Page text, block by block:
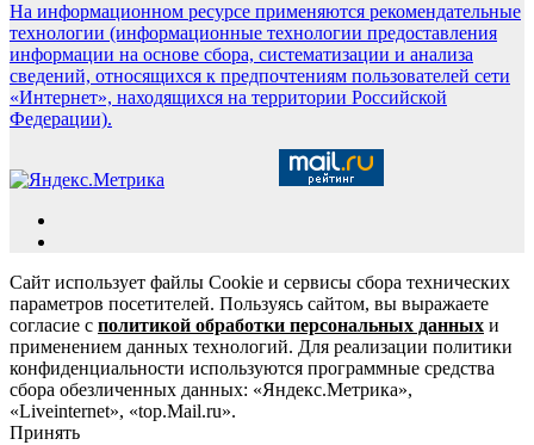
На информационном ресурсе применяются рекомендательные
технологии (информационные технологии предоставления
информации на основе сбора, систематизации и анализа
сведений, относящихся к предпочтениям пользователей сети
«Интернет», находящихся на территории Российской
Федерации).
Сайт использует файлы Cookie и сервисы сбора технических
параметров посетителей. Пользуясь сайтом, вы выражаете
согласие с политикой обработки персональных данных и
применением данных технологий. Для реализации политики
конфиденциальности используются программные средства
сбора обезличенных данных: «Яндекс.Метрика»,
«Liveinternet», «top.Mail.ru».
Принять